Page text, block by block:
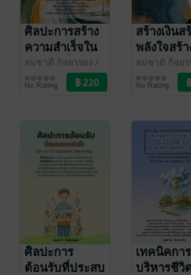
ศิลปะการสร้าง
ความสำเร็จใน
การพูดเพื่องาน
และการดำเนิน
สมชาติ กิจยรรยง /
สมชาติไอบีซี
พัฒนาตนเอง
No Rating
สร้างเงินส
พลังใจสร้า
ความสำเร็
สมชาติ กิจยร
สมชาติไอบีซี
บริหารจัดการ
No Rating
ศิลปะการ
ต้อนรับที่ประสบ
เทคนิคการ
บริหารชีวิ